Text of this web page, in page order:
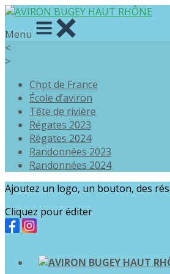
Menu
<
>
Chpt de France
École d’aviron
Tête de rivière
Régates 2023
Régates 2024
Randonnées 2023
Randonnées 2024
Ajoutez un logo, un bouton, des
Cliquez pour éditer